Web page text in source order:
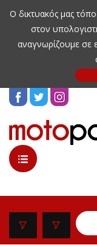
Ο δικτυακός μας
στον
αναγνωρίζουμε σε